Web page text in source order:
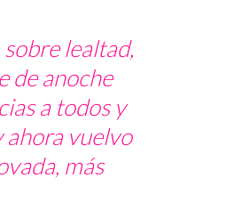
lealtad,
de anoche
a todos y
ahora vuelvo
más